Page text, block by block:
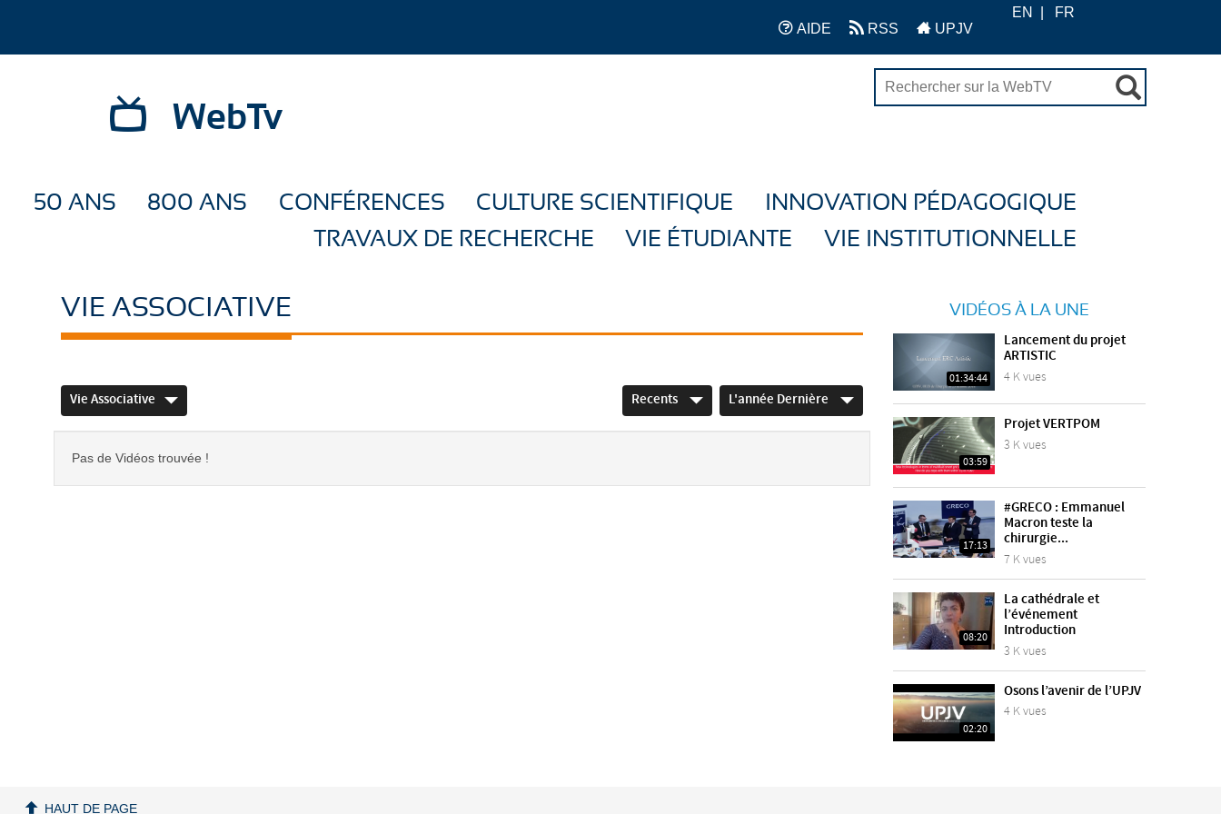
AIDE RSS UPJV
EN FR
WebTv
50 ANS 800 ANS CONFÉRENCES CULTURE SCIENTIFIQUE
INNOVATION PÉDAGOGIQUE
TRAVAUX DE RECHERCHE
VIE ÉTUDIANTE VIE INSTITUTIONNELLE
VIE ASSOCIATIVE
Vie Associative Recents L'année Dernière
Pas de Vidéos trouvée !
VIDÉOS À LA UNE
01:34:44
Lancement du projet
ARTISTIC
4 K vues
03:59
Projet VERTPOM
3 K vues
17:13
#GRECO : Emmanuel
Macron teste la
chirurgie...
7 K vues
08:20
La cathédrale et
l’événement
Introduction
3 K vues
02:20
Osons l’avenir de l’UPJV
4 K vues
HAUT DE PAGE